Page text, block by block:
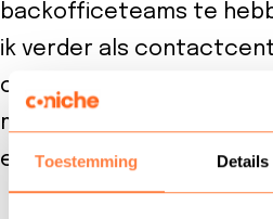
Toestemming Details
backofficeteams te
ik verder als
opleiding kan dan helpen
mijn eigen werk te
en vaardigheden uit te